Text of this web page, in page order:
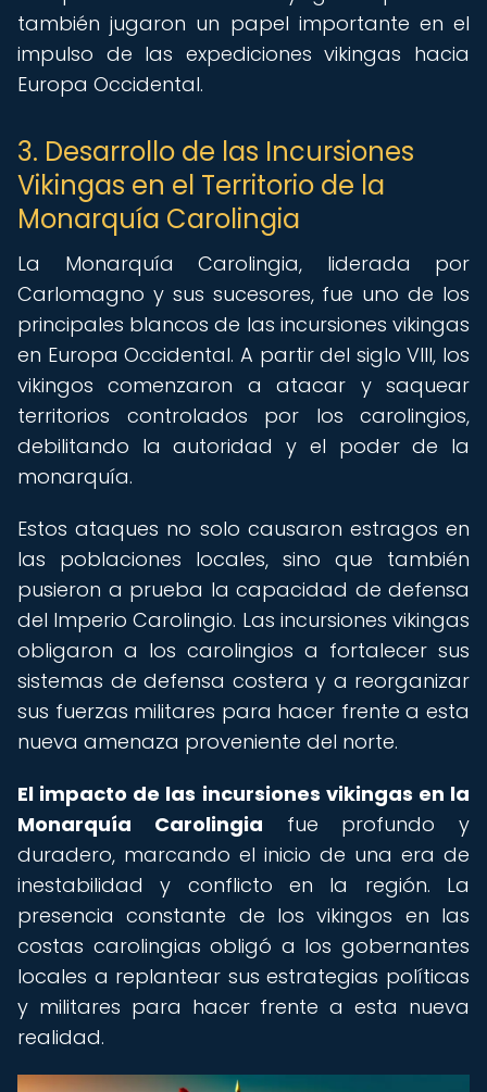
también jugaron un papel importante en el
impulso de las expediciones vikingas hacia
Europa Occidental.
3. Desarrollo de las Incursiones
Vikingas en el Territorio de la
Monarquía Carolingia
La Monarquía Carolingia, liderada por
Carlomagno y sus sucesores, fue uno de los
principales blancos de las incursiones vikingas
en Europa Occidental. A partir del siglo VIII, los
vikingos comenzaron a atacar y saquear
territorios controlados por los carolingios,
debilitando la autoridad y el poder de la
monarquía.
Estos ataques no solo causaron estragos en
las poblaciones locales, sino que también
pusieron a prueba la capacidad de defensa
del Imperio Carolingio. Las incursiones vikingas
obligaron a los carolingios a fortalecer sus
sistemas de defensa costera y a reorganizar
sus fuerzas militares para hacer frente a esta
nueva amenaza proveniente del norte.
El impacto de las incursiones vikingas en la
Monarquía Carolingia fue profundo y
duradero, marcando el inicio de una era de
inestabilidad y conflicto en la región. La
presencia constante de los vikingos en las
costas carolingias obligó a los gobernantes
locales a replantear sus estrategias políticas
y militares para hacer frente a esta nueva
realidad.